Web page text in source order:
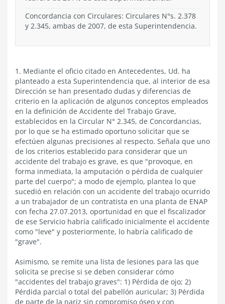
Concordancia con Circulares: Circulares N°s. 2.378
y 2.345, ambas de 2007, de esta Superintendencia.
1. Mediante el oficio citado en Antecedentes, Ud. ha
planteado a esta Superintendencia que, al interior de esa
Dirección se han presentado dudas y diferencias de
criterio en la aplicación de algunos conceptos empleados
en la definición de Accidente del Trabajo Grave,
establecidos en la Circular N° 2.345, de Concordancias,
por lo que se ha estimado oportuno solicitar que se
efectúen algunas precisiones al respecto. Señala que uno
de los criterios establecido para considerar que un
accidente del trabajo es grave, es que "provoque, en
forma inmediata, la amputación o pérdida de cualquier
parte del cuerpo"; a modo de ejemplo, plantea lo que
sucedió en relación con un accidente del trabajo ocurrido
a un trabajador de un contratista en una planta de ENAP
con fecha 27.07.2013, oportunidad en que el fiscalizador
de ese Servicio habría calificado inicialmente el accidente
como "leve" y posteriormente, lo habría calificado de
"grave".
Asimismo, se remite una lista de lesiones para las que
solicita se precise si se deben considerar cómo
"accidentes del trabajo graves": 1) Pérdida de ojo; 2)
Pérdida parcial o total del pabellón auricular; 3) Pérdida
de parte de la nariz sin compromiso óseo y con